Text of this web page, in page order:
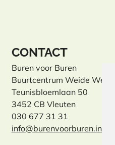
CONTACT
Buren voor Buren
Buurtcentrum Weide Wereld
Teunisbloemlaan 50
3452 CB Vleuten
030 677 31 31
info@burenvoorburen.info